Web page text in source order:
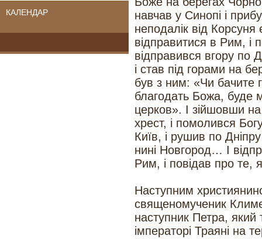
навчав у Синопі і
неподалік від Корсуня
відправитися в Рим, і
відправився вгору по
і став під горами на
був з ним: «Чи бачите
благодать Божа, буде
церков». І зійшовши на
хрест, і помолився
Київ, і рушив по
нині Новгород… І
Рим, і повідав про те,
Наступним
священомученик
наступник Петра, який
імператорі Траяні на
КАЛЕНДАР